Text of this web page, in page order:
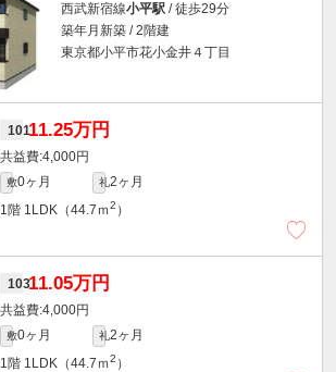
西武新宿線小平駅 / 徒歩29分
築年月新築 / 2階建
東京都小平市花小金井４丁目
10111.25万円
4,000円
敷0ヶ月 礼2ヶ月
1階 1LDK（44.7ｍ2 ）
10311.05万円
4,000円
敷0ヶ月 礼2ヶ月
1階 1LDK（44.7ｍ2 ）